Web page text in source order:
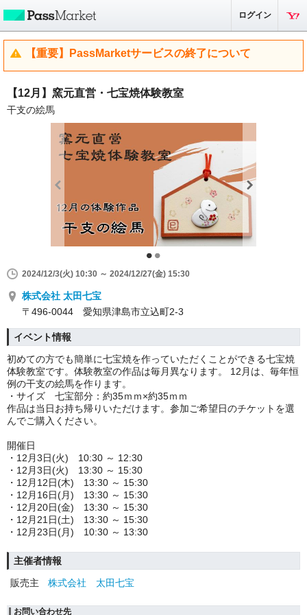
ログイン
【重要】PassMarketサービスの終了について
【12月】窯元直営・七宝焼体験教室
干支の絵馬
2024/12/3(火) 10:30 ～ 2024/12/27(金) 15:30
株式会社 太田七宝
〒496-0044 愛知県津島市立込町2-3
イベント情報
初めての方でも簡単に七宝焼を作っていただくことができる七宝焼
体験教室です。 体験教室の作品は毎月異なります。 12月は、毎年恒
例の干支の絵馬を作ります。
・サイズ 七宝部分：約35ｍｍ×約35ｍｍ
作品は当日お持ち帰りいただけます。 参加ご希望日のチケットを選
んでご購入ください。
開催日
・12月3日(火) 10:30 ～ 12:30
・12月3日(火) 13:30 ～ 15:30
・12月12日(木) 13:30 ～ 15:30
・12 月16日(月) 13:30 ～ 15:30
・12 月20日(金) 13:30 ～ 15:30
・12 月21日(土) 13:30 ～ 15:30
・12月23日(月) 10:30 ～ 13:30
主催者情報
販売主
株式会社 太田七宝
お問い合わせ先